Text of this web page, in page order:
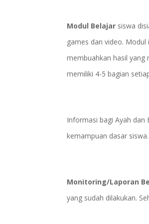
Modul Belajar siswa
games dan video.
membuahkan hasil yang
memiliki 4-5 bagian
Informasi bagi Ayah dan
kemampuan dasar siswa.
Monitoring/Laporan
yang sudah dilakukan.